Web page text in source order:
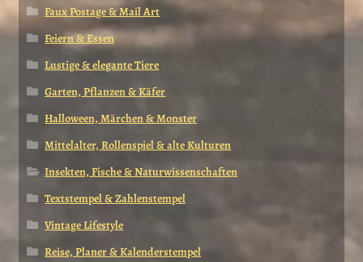
Faux Postage & Mail Art
Feiern & Essen
Lustige & elegante Tiere
Garten, Pflanzen & Käfer
Halloween, Märchen & Monster
Mittelalter, Rollenspiel & alte Kulturen
Insekten, Fische & Naturwissenschaften
Textstempel & Zahlenstempel
Vintage Lifestyle
Reise, Planer & Kalenderstempel